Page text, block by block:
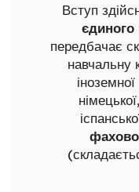
Вступ
єдиного
передбачає
навчальну